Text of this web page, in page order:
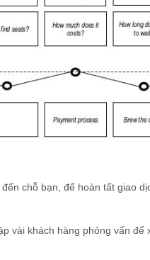
chỗ bạn, để hoàn tất giao
vài khách hàng phỏng vấn để